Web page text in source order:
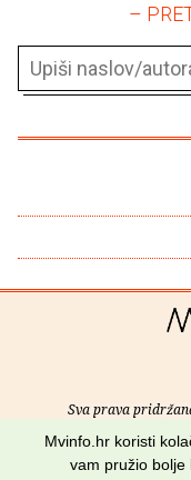
–
Sva prava
Mvinfo.hr koristi
vam pružio bolje